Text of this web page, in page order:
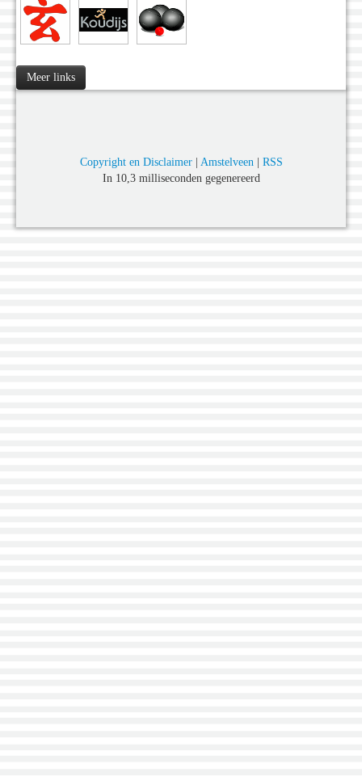
Meer links
Copyright en Disclaimer| Amstelveen
RSS
In 10,3 milliseconden gegenereerd